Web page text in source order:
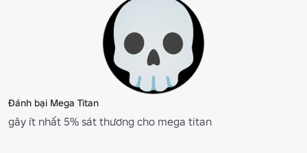
Đánh bại Mega Titan
gây ít nhất 5% sát thương cho mega titan